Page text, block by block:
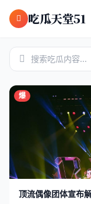
跳过导航
吃瓜天堂51
爆
顶流偶像团体宣布